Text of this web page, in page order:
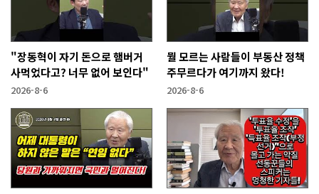
"장동혁이 자기 돈으로 햄버거
사먹었다고? 너무 없어 보인다"
2026-8-6
뭘 모르는 사람들이 부동산 정책
주무르다가 여기까지 왔다!
2026-8-6